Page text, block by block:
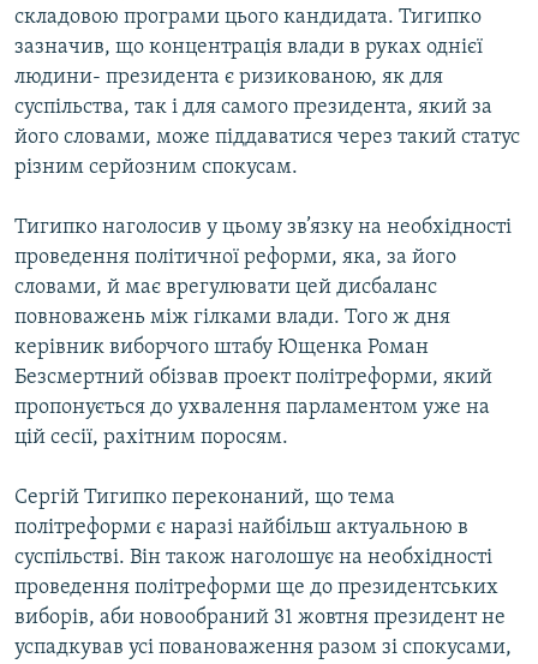
СПЕЦПРОЄКТИ
ПОДКАСТИ
КРИМ РЕАЛІЇ
РУС
КТАТ
ДОЛУЧАЙСЯ!
складовою програми цього кандидата. Тигипко
зазначив, що концентрація влади в руках однієї
людини- президента є ризикованою, як для
суспільства, так і для самого президента, який за
його словами, може піддаватися через такий статус
різним серйозним спокусам.
Тигипко наголосив у цьому зв’язку на необхідності
проведення політичної реформи, яка, за його
словами, й має врегулювати цей дисбаланс
повноважень між гілками влади. Того ж дня
керівник виборчого штабу Ющенка Роман
Безсмертний обізвав проект політреформи, який
пропонується до ухвалення парламентом уже на
цій сесії, рахітним поросям.
Сергій Тигипко переконаний, що тема
політреформи є наразі найбільш актуальною в
суспільстві. Він також наголошує на необхідності
проведення політреформи ще до президентських
виборів, аби новообраний 31 жовтня президент не
успадкував усі повановаження разом зі спокусами,